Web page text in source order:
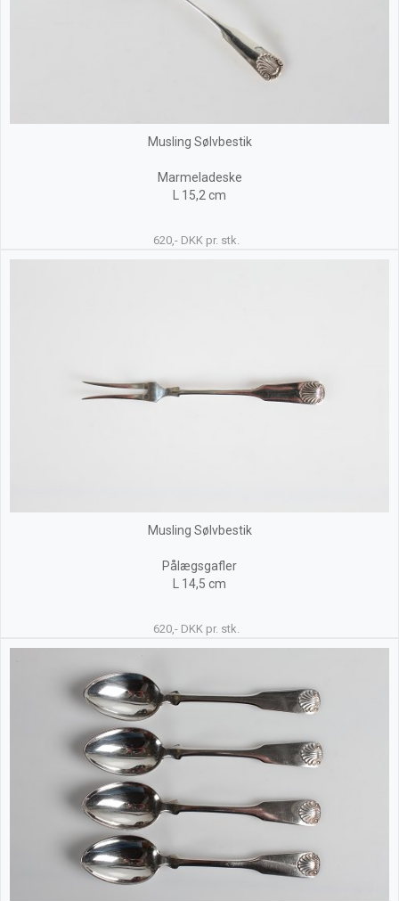
Musling Sølvbestik
Marmeladeske
L 15,2 cm
620,- DKK pr. stk.
Musling Sølvbestik
Pålægsgafler
L 14,5 cm
620,- DKK pr. stk.